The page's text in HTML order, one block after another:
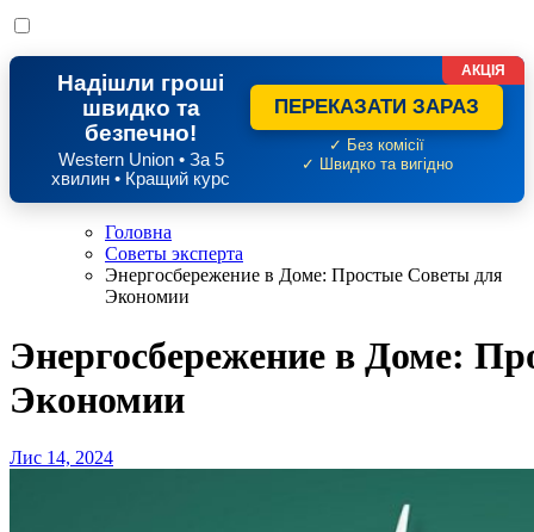
Надішли гроші
швидко та
безпечно!
Western Union • За 5
хвилин • Кращий курс
ПЕРЕКАЗАТИ ЗАРАЗ
✓ Без комісії
✓ Швидко та вигідно
АКЦІЯ
Головна
Советы эксперта
Энергосбережение в Доме: Простые Советы для
Экономии
Энергосбережение в Доме:
Экономии
Лис 14, 2024